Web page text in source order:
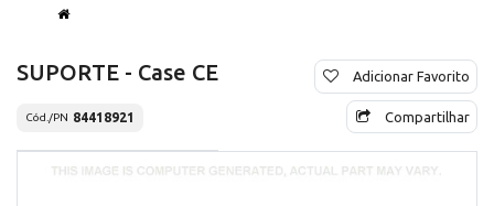
SUPORTE - Case CE
Cód./PN 84418921
Adicionar Favorito
Compartilhar